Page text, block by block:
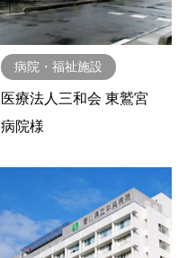
病院・福祉施設
医療法人三和会 東鷲宮
病院様